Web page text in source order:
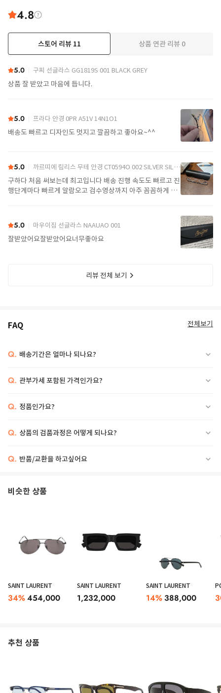
4.8
스토어 리뷰 11 상품 연관 리뷰 0
5.0 구찌 선글라스 GG1819S 001 BLACK GREY
상품 잘 받았고 마음에 듭니다.
5.0 프라다 안경 0PR A51V 14N1O1
배송도 빠르고 디자인도 멋지고 깔끔하고 좋아요~^^
5.0 까르띠에 림리스 무테 안경 CT0594O 002 SILVER SILVER TRANSPARENT
구하다 처음 써보는데 최고입니다 배송 진행 속도도 빠르고 진
행단계마다 빠르게 알람오고 검수영상까지 아주 꼼꼼하게 찍
5.0 마우이짐 선글라스 NAAUAO 001
잘받았어요잘받았어요너무좋아요
리뷰 전체 보기
FAQ 전체보기
Q. 배송기간은 얼마나 되나요?
Q. 관부가세 포함된 가격인가요?
Q. 정품인가요?
Q. 상품의 검품과정은 어떻게 되나요?
Q. 반품/교환을 하고싶어요
비슷한 상품
SAINT LAURENT
34%454,000
SAINT LAURENT
1,232,000
SAINT LAURENT
14% 388,000
추천 상품